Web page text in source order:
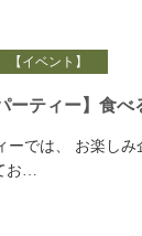
【イベント】
ーティー】食べ
では、 お楽し
お…